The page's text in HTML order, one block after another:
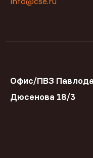
Офис/ПВЗ
Дюсенова 18/3